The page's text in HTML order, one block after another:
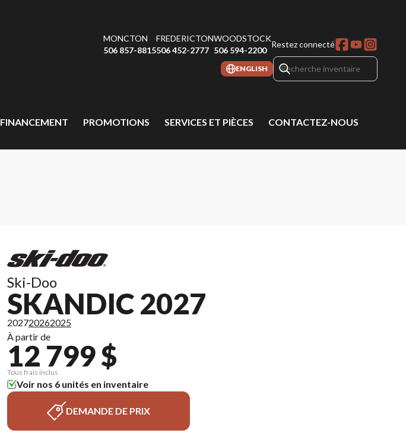
MONCTON
506 857-8815
FREDERICTON
506 452-2777
WOODSTOCK
506 594-2200
Restez connecté
ENGLISH
FINANCEMENT PROMOTIONS SERVICES ET PIÈCES CONTACTEZ-NOUS
Ski-Doo
SKANDIC 2027
202720262025
À partir de
12 799 $
Tous frais inclus
Voir nos 6 unités en inventaire
DEMANDE DE PRIX